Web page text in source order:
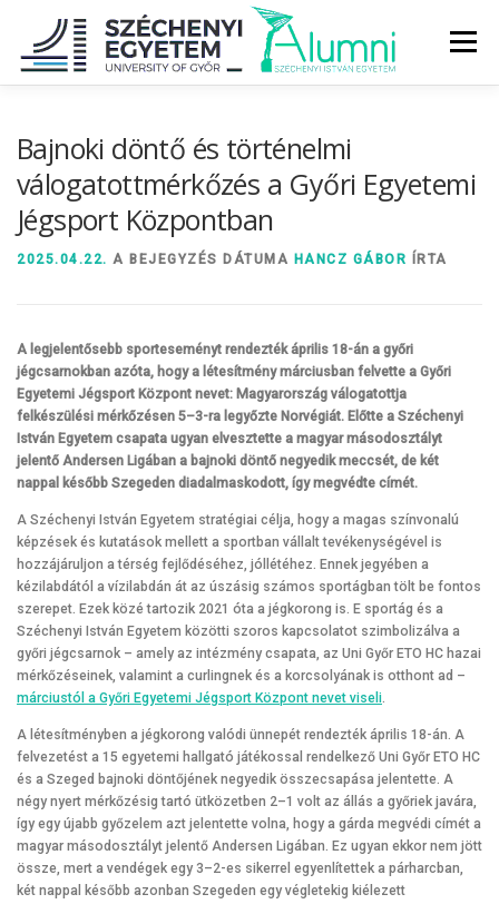
tartalomhoz
Menü
DIPLOMAÁTADÓ DIPLOMÁN TÚL
Bajnoki döntő és történelmi
válogatottmérkőzés a Győri Egyetemi
Jégsport Központban
2025.04.22. A BEJEGYZÉS DÁTUMA HANCZ GÁBOR ÍRTA
A legjelentősebb sporteseményt rendezték április 18-án a győri
jégcsarnokban azóta, hogy a létesítmény márciusban felvette a Győri
Egyetemi Jégsport Központ nevet: Magyarország válogatottja
felkészülési mérkőzésen 5–3-ra legyőzte Norvégiát. Előtte a Széchenyi
István Egyetem csapata ugyan elvesztette a magyar másodosztályt
jelentő Andersen Ligában a bajnoki döntő negyedik meccsét, de két
nappal később Szegeden diadalmaskodott, így megvédte címét.
A Széchenyi István Egyetem stratégiai célja, hogy a magas színvonalú
képzések és kutatások mellett a sportban vállalt tevékenységével is
hozzájáruljon a térség fejlődéséhez, jóllétéhez. Ennek jegyében a
kézilabdától a vízilabdán át az úszásig számos sportágban tölt be fontos
szerepet. Ezek közé tartozik 2021 óta a jégkorong is. E sportág és a
Széchenyi István Egyetem közötti szoros kapcsolatot szimbolizálva a
győri jégcsarnok – amely az intézmény csapata, az Uni Győr ETO HC hazai
mérkőzéseinek, valamint a curlingnek és a korcsolyának is otthont ad –
márciustól a Győri Egyetemi Jégsport Központ nevet viseli.
A létesítményben a jégkorong valódi ünnepét rendezték április 18-án. A
felvezetést a 15 egyetemi hallgató játékossal rendelkező Uni Győr ETO HC
és a Szeged bajnoki döntőjének negyedik összecsapása jelentette. A
négy nyert mérkőzésig tartó ütközetben 2–1 volt az állás a győriek javára,
így egy újabb győzelem azt jelentette volna, hogy a gárda megvédi címét a
magyar másodosztályt jelentő Andersen Ligában. Ez ugyan ekkor nem jött
össze, mert a vendégek egy 3–2-es sikerrel egyenlítettek a párharcban,
két nappal később azonban Szegeden egy végletekig kiélezett